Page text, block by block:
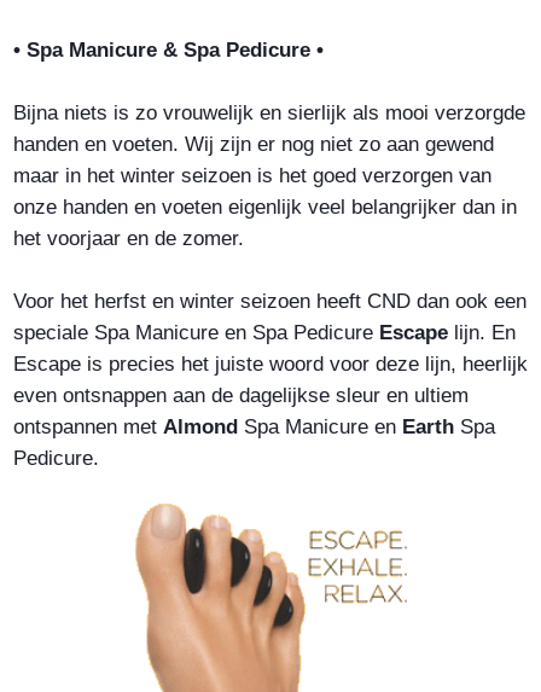
• Spa Manicure & Spa Pedicure •
Bijna niets is zo vrouwelijk en sierlijk als mooi verzorgde
handen en voeten. Wij zijn er nog niet zo aan gewend
maar in het winter seizoen is het goed verzorgen van
onze handen en voeten eigenlijk veel belangrijker dan in
het voorjaar en de zomer.
Voor het herfst en winter seizoen heeft CND dan ook een
speciale Spa Manicure en Spa Pedicure Escape lijn. En
Escape is precies het juiste woord voor deze lijn, heerlijk
even ontsnappen aan de dagelijkse sleur en ultiem
ontspannen met Almond Spa Manicure en Earth Spa
Pedicure.